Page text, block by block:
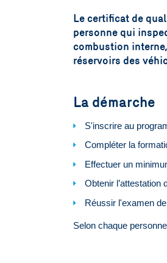
Le certificat de
personne qui
combustion
réservoirs des
La démarche
S'inscrire au
Compléter la
Effectuer un
Obtenir
Réussir l'examen
Selon chaque